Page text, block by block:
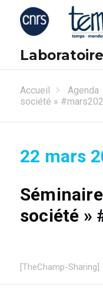
Accueil Agenda
société »
22 mars
société »
[TheChamp-Sharing]